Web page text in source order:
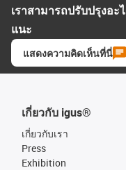
เราสามารถปรับปรุงอ
แนะ
แสดงความคิดเห็นที่นี่
เกี่ยวกับ igus®
เกี่ยวกับเรา
Press
Exhibition